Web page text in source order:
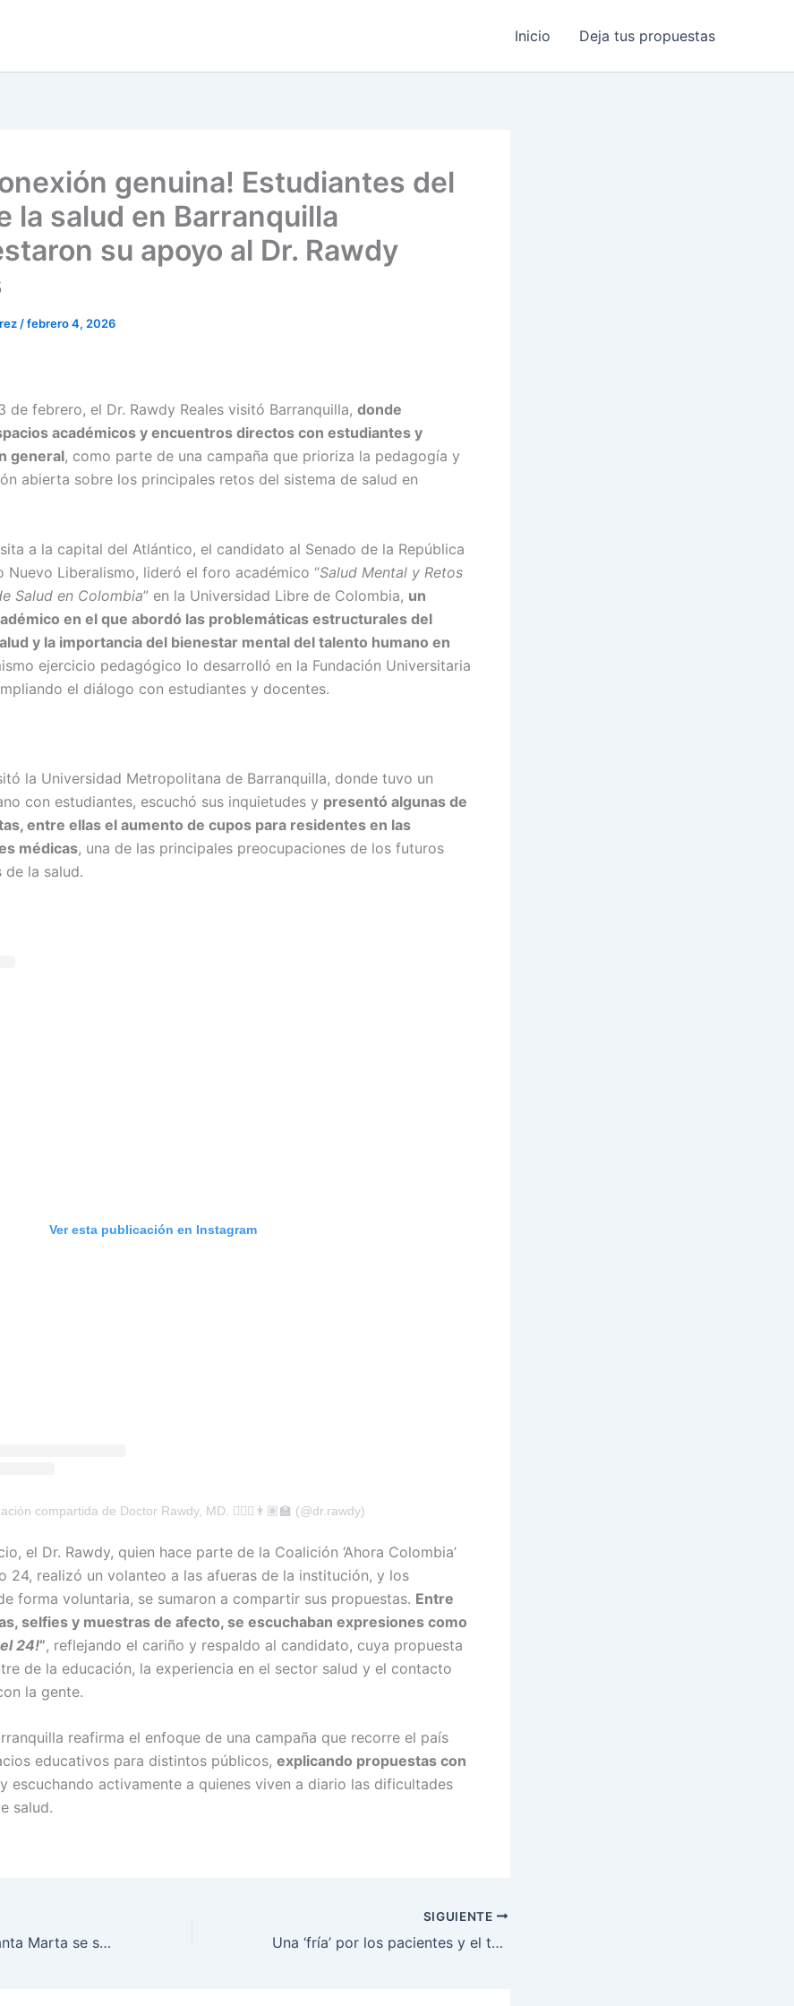
Inicio Deja tus propuestas
genuina! Estudiantes del
la salud en Barranquilla
su apoyo al Dr. Rawdy
/febrero 4, 2026
de febrero, el Dr. Rawdy Reales visitó Barranquilla, donde
académicos y encuentros directos con estudiantes y
general, como parte de una campaña que prioriza la pedagogía y
abierta sobre los principales retos del sistema de salud en
a la capital del Atlántico, el candidato al Senado de la República
Nuevo Liberalismo, lideró el foro académico “Salud Mental y Retos
Salud en Colombia” en la Universidad Libre de Colombia, un
en el que abordó las problemáticas estructurales del
y la importancia del bienestar mental del talento humano en
ejercicio pedagógico lo desarrolló en la Fundación Universitaria
el diálogo con estudiantes y docentes.
la Universidad Metropolitana de Barranquilla, donde tuvo un
con estudiantes, escuchó sus inquietudes y presentó algunas de
entre ellas el aumento de cupos para residentes en las
médicas, una de las principales preocupaciones de los futuros
de la salud.
Ver esta publicación en Instagram
compartida de Doctor Rawdy, MD. 🧑🏽‍⚕️👨🏽‍🏫 (@dr.rawdy)
el Dr. Rawdy, quien hace parte de la Coalición ‘Ahora Colombia’
24, realizó un volanteo a las afueras de la institución, y los
forma voluntaria, se sumaron a compartir sus propuestas. Entre
selfies y muestras de afecto, se escuchaban expresiones como
24!”, reflejando el cariño y respaldo al candidato, cuya propuesta
de la educación, la experiencia en el sector salud y el contacto
la gente.
reafirma el enfoque de una campaña que recorre el país
educativos para distintos públicos, explicando propuestas con
y escuchando activamente a quienes viven a diario las dificultades
salud.
Pese a la lluvia, Santa Marta se sumó a la campaña del Dr. Rawdy Reales al Senado de la República
SIGUIENTE
Una ‘fría’ por los pacientes y el talento humano en salud: así celebró su cumpleaños el Dr Rawdy en el Centro Histórico de Cartagena